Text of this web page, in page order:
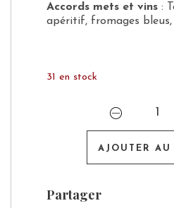
Accords mets et vins :
apéritif, fromages bleus,
31 en stock
Château
Faugas
AJOUTER AU
Partager